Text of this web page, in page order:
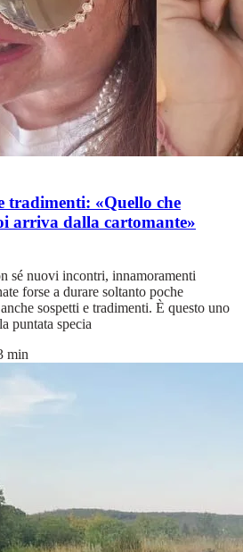
tradimenti: «Quello che
arriva dalla cartomante»
sé nuovi incontri, innamoramenti
forse a durare soltanto poche
sospetti e tradimenti. È questo uno
puntata specia
min